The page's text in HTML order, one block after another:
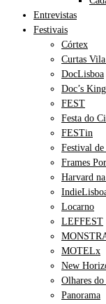
Entrevistas
Festivais
Córtex
Curtas
DocLisboa
Doc’s
FEST
Festa do
FESTin
Festival
Frames
Harvard
Locarno
LEFFEST
MOTELx
New
Olhares
Panorama